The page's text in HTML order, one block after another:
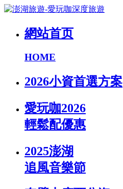
網站首页
HOME
2026小資首選方案
愛玩咖2026
輕鬆配優惠
2025澎湖
追風音樂節